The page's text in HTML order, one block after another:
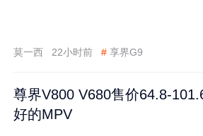
莫一西 22小时前 # 享界G9
尊界V800 V680售价64.8-
好的MPV